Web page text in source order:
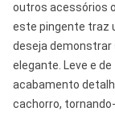
outros acessórios
este pingente traz
deseja demonstrar
elegante. Leve e
acabamento
cachorro,